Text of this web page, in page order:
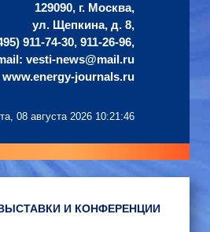
129090, г. Москва,
ул. Щепкина, д. 8,
911-74-30, 911-26-96,
vesti-news@mail.ru
www.energy-journals.ru
08 августа 2026 10:21:47
И КОНФЕРЕНЦИИ